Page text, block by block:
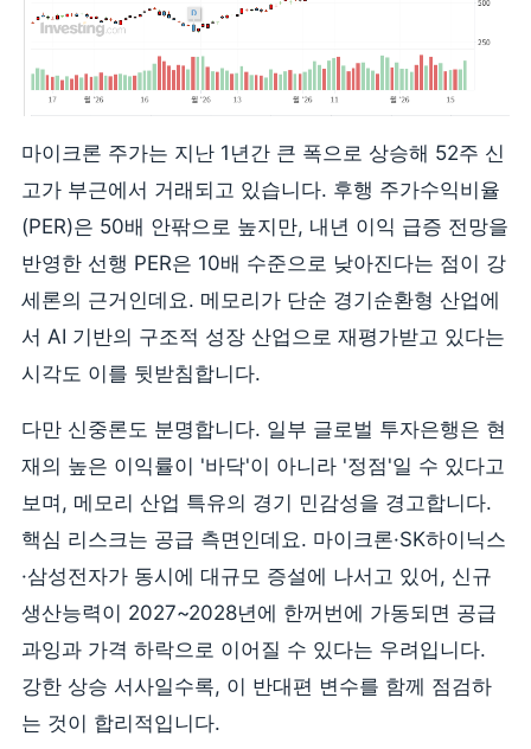
마이크론 주가는 지난 1년간 큰 폭으로 상승해 52주 신
고가 부근에서 거래되고 있습니다. 후행 주가수익비율
(PER)은 50배 안팎으로 높지만, 내년 이익 급증 전망을
반영한 선행 PER은 10배 수준으로 낮아진다는 점이 강
세론의 근거인데요. 메모리가 단순 경기순환형 산업에
서 AI 기반의 구조적 성장 산업으로 재평가받고 있다는
시각도 이를 뒷받침합니다.
다만 신중론도 분명합니다. 일부 글로벌 투자은행은 현
재의 높은 이익률이 '바닥'이 아니라 '정점'일 수 있다고
보며, 메모리 산업 특유의 경기 민감성을 경고합니다.
핵심 리스크는 공급 측면인데요. 마이크론·SK하이닉스
·삼성전자가 동시에 대규모 증설에 나서고 있어, 신규
생산능력이 2027~2028년에 한꺼번에 가동되면 공급
과잉과 가격 하락으로 이어질 수 있다는 우려입니다.
강한 상승 서사일수록, 이 반대편 변수를 함께 점검하
는 것이 합리적입니다.